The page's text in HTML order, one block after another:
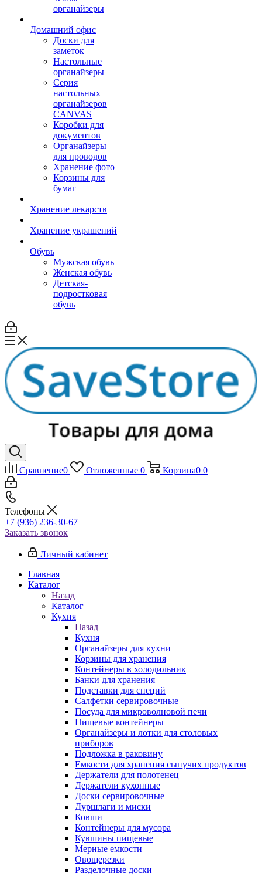
органайзеры
Домашний офис
Доски для
заметок
Настольные
органайзеры
Серия
настольных
органайзеров
CANVAS
Коробки для
документов
Органайзеры
для проводов
Хранение фото
Корзины для
бумаг
Хранение лекарств
Хранение украшений
Обувь
Мужская обувь
Женская обувь
Детская-
подростковая
обувь
Сравнение0 Отложенные 0 Корзина0 0
Телефоны
+7 (936) 236-30-67
Заказать звонок
Личный кабинет
Главная
Каталог
Назад
Каталог
Кухня
Назад
Кухня
Органайзеры для кухни
Корзины для хранения
Контейнеры в холодильник
Банки для хранения
Подставки для специй
Салфетки сервировочные
Посуда для микроволновой печи
Пищевые контейнеры
Органайзеры и лотки для столовых
приборов
Подложка в раковину
Емкости для хранения сыпучих продуктов
Держатели для полотенец
Держатели кухонные
Доски сервировочные
Дуршлаги и миски
Ковши
Контейнеры для мусора
Кувшины пищевые
Мерные емкости
Овощерезки
Разделочные доски